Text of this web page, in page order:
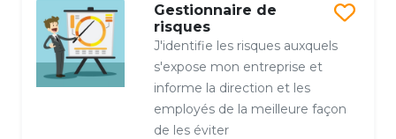
Gestionnaire de
risques
J'identifie les risques auxquels
s'expose mon entreprise et
informe la direction et les
employés de la meilleure façon
de les éviter